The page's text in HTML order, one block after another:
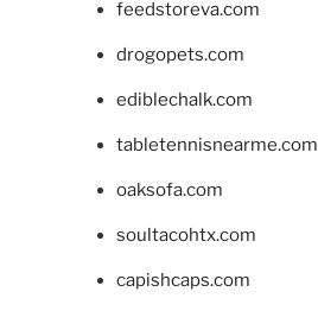
feedstoreva.com
drogopets.com
ediblechalk.com
tabletennisnearme.com
oaksofa.com
soultacohtx.com
capishcaps.com